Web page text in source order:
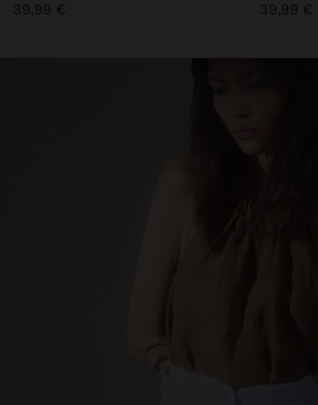
39,99 €
39,99 €